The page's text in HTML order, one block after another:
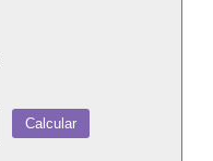
Calcular